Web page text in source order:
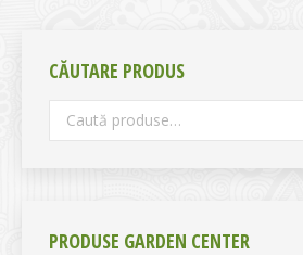
CĂUTARE PRODUS
PRODUSE GARDEN CENTER